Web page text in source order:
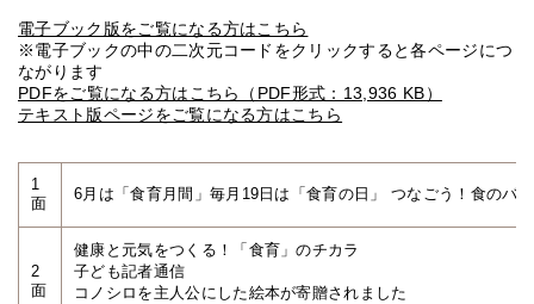
電子ブック版をご覧になる方はこちら
※電子ブックの中の二次元コードをクリックすると各ページにつ
ながります
PDFをご覧になる方はこちら（PDF形式：13,936 KB）
テキスト版ページをご覧になる方はこちら
1
面
6月は「食育月間」毎月19日は「食育の日」 つなごう！食のバ
2
面
健康と元気をつくる！「食育」のチカラ
子ども記者通信
コノシロを主人公にした絵本が寄贈されました